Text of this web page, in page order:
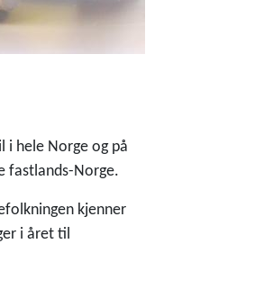
i hele Norge og på
fastlands-Norge.
kjenner
i året til